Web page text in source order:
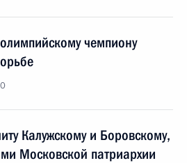
чемпиону
Калужскому и Боровскому,
Московской патриархии